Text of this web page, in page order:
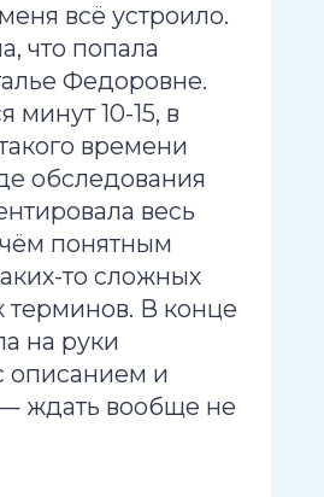
В
подробно
препаратов,
Также
рекомендации.
у неё была
впечатления
Если
могу посоветовать
другим людям.
всё устроило.
что попала
Федоровне.
минут 10-15, в
времени
обследования
весь
понятным
то сложных
В конце
на руки
описанием и
ждать вообще не
к гинекологу. В